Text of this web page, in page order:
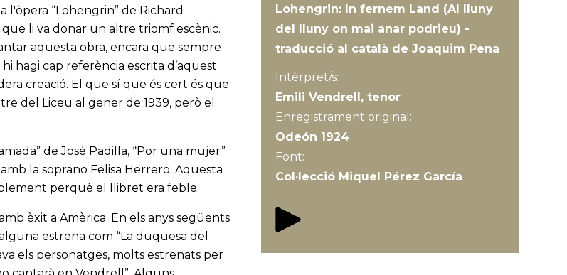
l'òpera “Lohengrin” de Richard
li va donar un altre triomf escènic.
aquesta obra, encara que sempre
hagi cap referència escrita d’aquest
creació. El que sí que és cert és que
del Liceu al gener de 1939, però el
de José Padilla, “Por una mujer”
la soprano Felisa Herrero. Aquesta
perquè el llibret era feble.
èxit a Amèrica. En els anys següents
estrena com “La duquesa del
els personatges, molts estrenats per
Lohengrin: In fernem Land (Al lluny
del lluny on mai anar podrieu) -
traducció al català de Joaquim Pena
Intèrpret/s:
Emili Vendrell, tenor
Enregistrament original:
Odeón 1924
Font:
Col·lecció Miquel Pérez García